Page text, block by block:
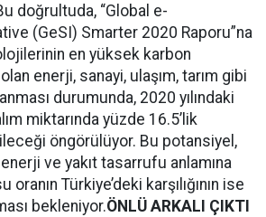
doğrultuda, “Global e-
(GeSI) Smarter 2020 Raporu”na
en yüksek karbon
enerji, sanayi, ulaşım, tarım gibi
durumunda, 2020 yılındaki
miktarında yüzde 16.5’lik
öngörülüyor. Bu potansiyel,
ve yakıt tasarrufu anlamına
Türkiye’deki karşılığının ise
bekleniyor.ÖNLÜ ARKALI ÇIKTI